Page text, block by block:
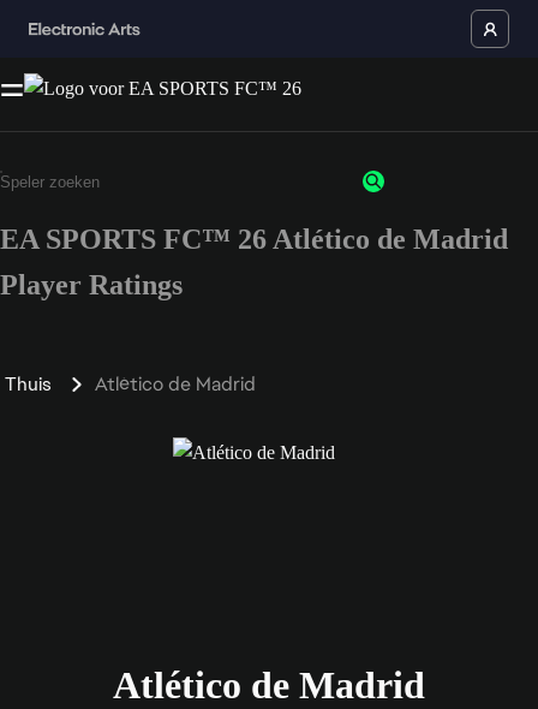
EA SPORTS FC™ 26 Atlético de Madrid
Player Ratings
Thuis Atlético de Madrid
Atlético de Madrid